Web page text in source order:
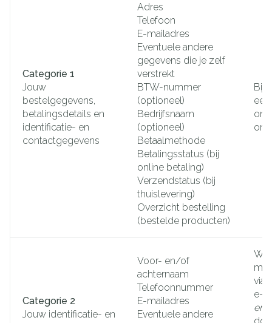
Categorie 1
Jouw
bestelgegevens,
betalingsdetails en
identificatie- en
contactgegevens
Adres
Telefoon
E-mailadres
Eventuele andere
gegevens die je zelf
verstrekt
BTW-nummer
(optioneel)
Bedrijfsnaam
(optioneel)
Betaalmethode
Betalingsstatus (bij
online betaling)
Verzendstatus (bij
thuislevering)
Overzicht bestelling
(bestelde producten)
Bij
Categorie 2
Jouw identificatie- en
Voor- en/of
achternaam
Telefoonnummer
E-mailadres
Eventuele andere
via
e-